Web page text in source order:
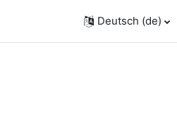
Deutsch ‎(de)‎